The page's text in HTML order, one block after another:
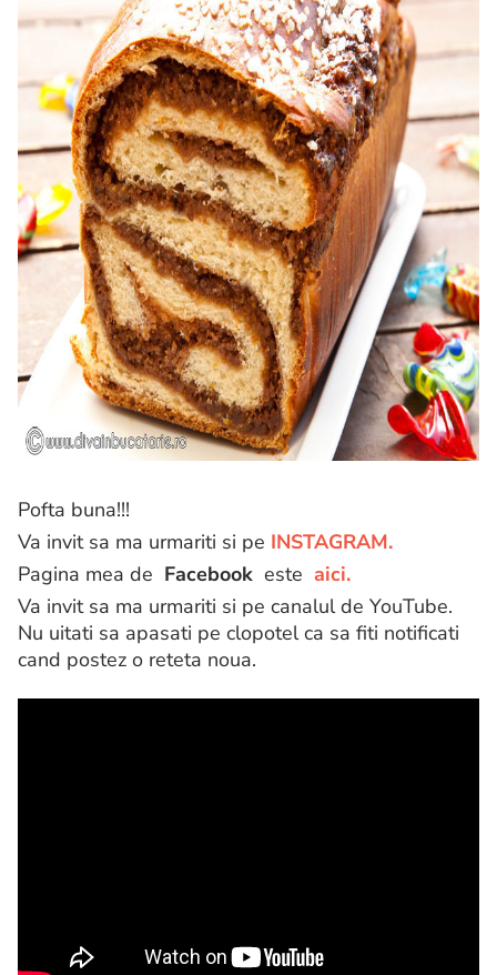
Pofta buna!!!
Va invit sa ma urmariti si pe INSTAGRAM.
Pagina mea de Facebook este aici.
Va invit sa ma urmariti si pe canalul de YouTube.
Nu uitati sa apasati pe clopotel ca sa fiti notificati
cand postez o reteta noua.